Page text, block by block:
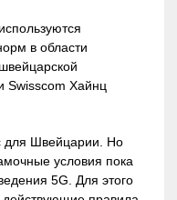
в области
Swisscom Хайнц
для Швейцарии. Но
условия пока
5G. Для этого